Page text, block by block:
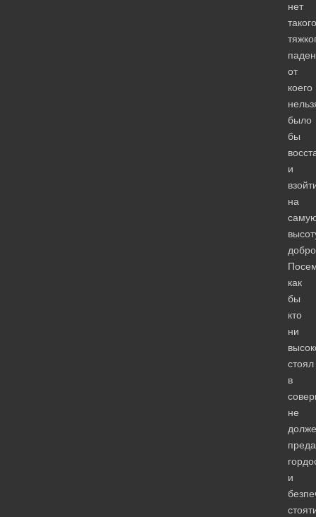
нет
такого
от
коего
было
бы
и
на
как
бы
кто
ни
стоял
в
не
и